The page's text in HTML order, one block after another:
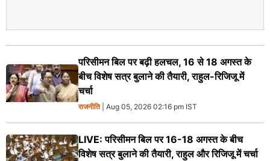
परिसीमन बिल पर बढ़ी हलचल, 16 से 18 अगस्त के
बीच विशेष सत्र बुलाने की तैयारी, राहुल-रिजिजू में
चर्चा
राजनीति| Aug 05, 2026 02:16 pm IST
LIVE: परिसीमन बिल पर 16-18 अगस्त के बीच
विशेष सत्र बुलाने की तैयारी, राहुल और रिजिजू में चर्चा